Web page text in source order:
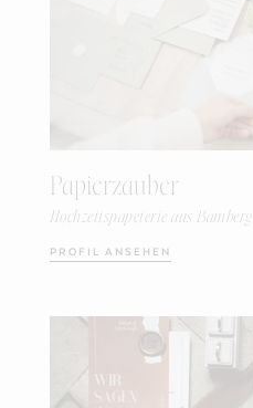
Papierzauber
Hochzeitspapeterie aus Bamberg
PROFIL ANSEHEN